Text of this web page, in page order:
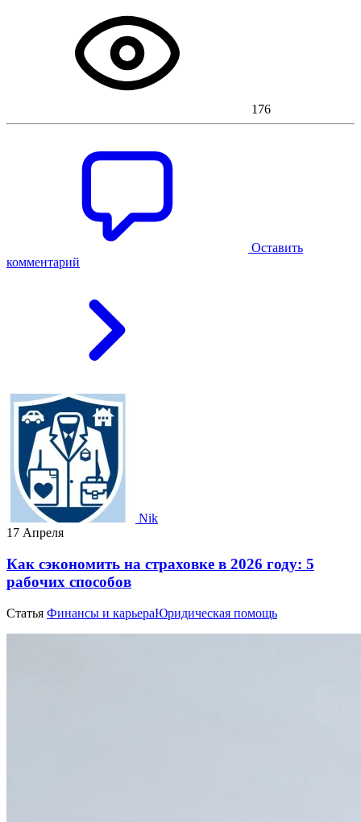
176
Оставить
комментарий
Nik
17 Апреля
Как сэкономить на страховке в 2026 году: 5
рабочих способов
Статья Финансы и карьераЮридическая помощь